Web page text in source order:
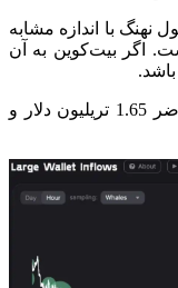
نهنگ با اندازه مشابه
شده است. اگر بیت‌کوین به آن
ارزش کل بازار ارزهای دیجیتال در حال حاضر 1.65 تریلیون دلار و